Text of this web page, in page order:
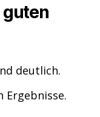
deutlich.
Ergebnisse.